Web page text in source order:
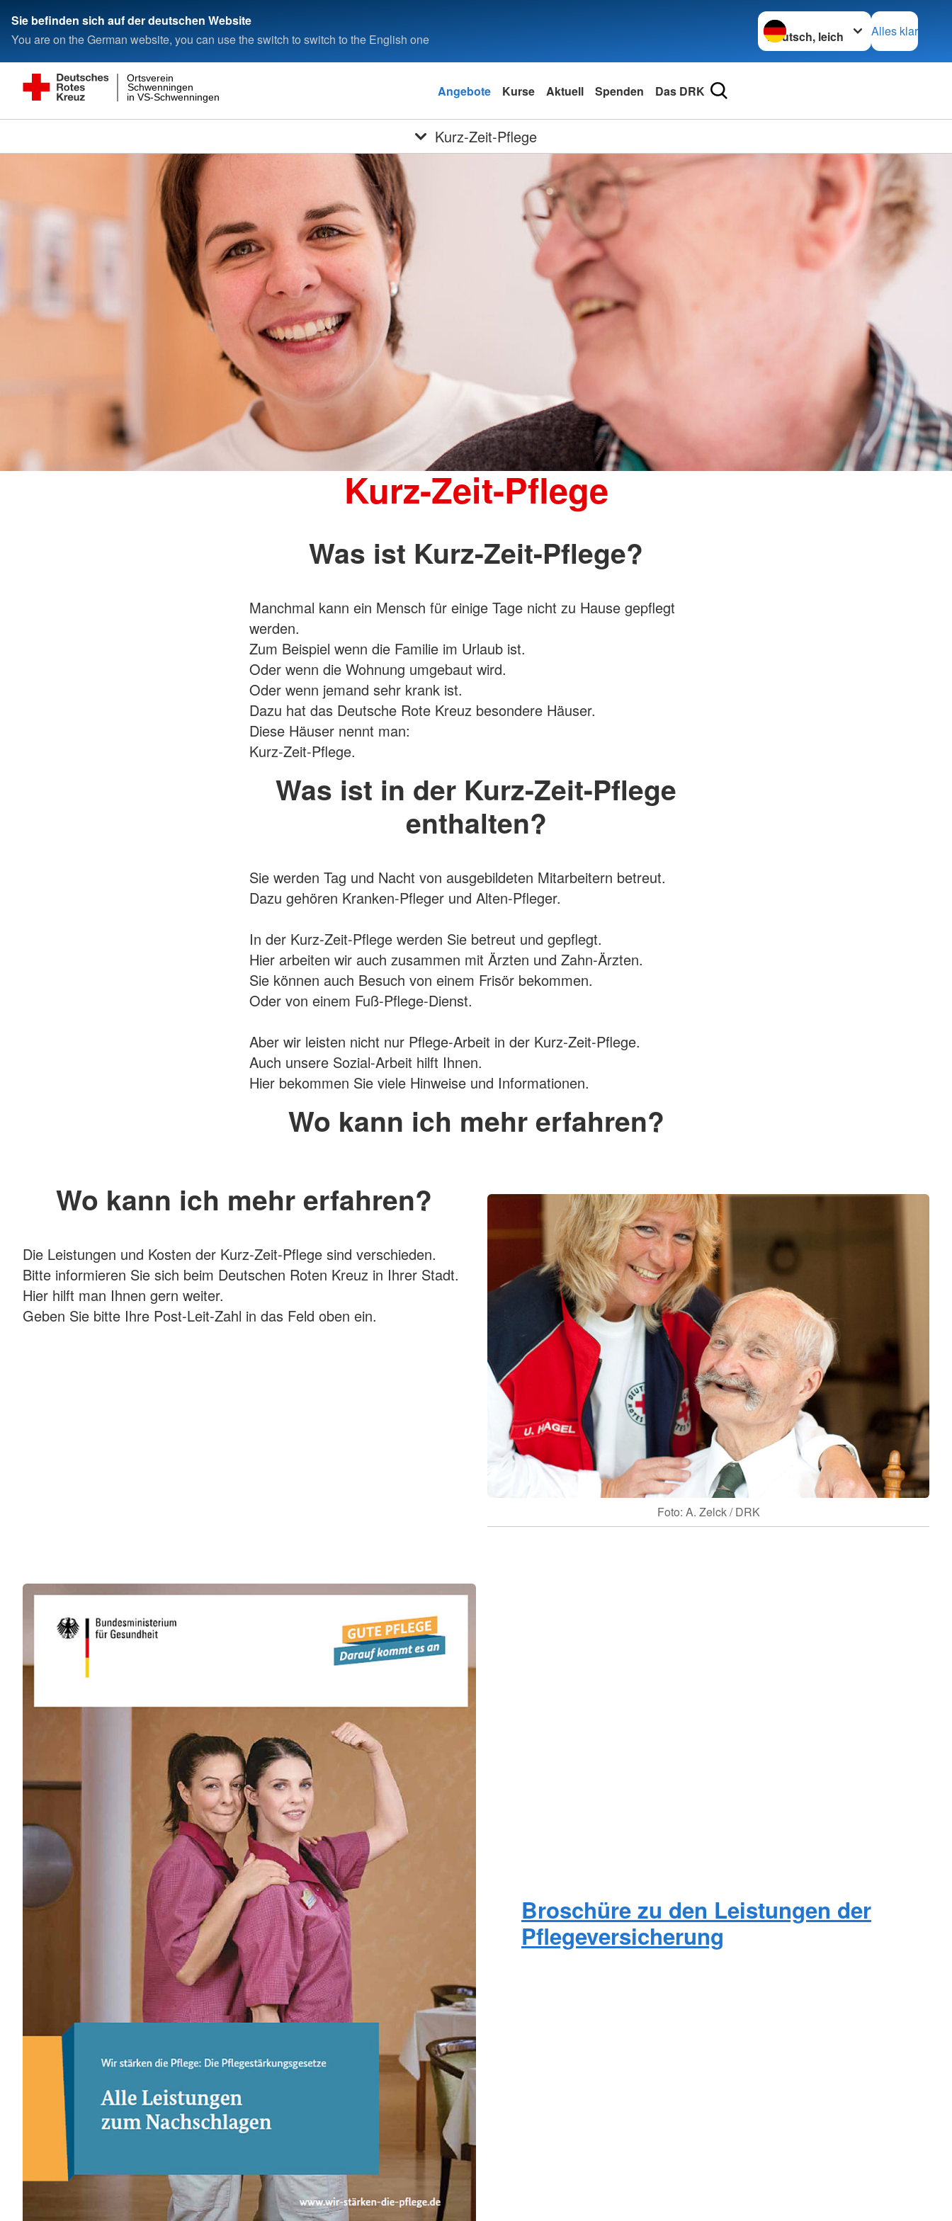
Sie befinden sich auf der deutschen Website
You are on the German website, you can use the switch to switch to the English one
Sprache wechseln zu
Alles klar
in VS-Schwenningen
Schwenningen
Ortsverein
Angebote Kurse Aktuell Spenden Das DRK
Kurz-Zeit-Pflege
Kurz-Zeit-Pflege
Was ist Kurz-Zeit-Pflege?
Manchmal kann ein Mensch für einige Tage nicht zu Hause gepflegt
werden.
Zum Beispiel wenn die Familie im Urlaub ist.
Oder wenn die Wohnung umgebaut wird.
Oder wenn jemand sehr krank ist.
Dazu hat das Deutsche Rote Kreuz besondere Häuser.
Diese Häuser nennt man:
Kurz-Zeit-Pflege.
Was ist in der Kurz-Zeit-Pflege
enthalten?
Sie werden Tag und Nacht von ausgebildeten Mitarbeitern betreut.
Dazu gehören Kranken-Pfleger und Alten-Pfleger.
In der Kurz-Zeit-Pflege werden Sie betreut und gepflegt.
Hier arbeiten wir auch zusammen mit Ärzten und Zahn-Ärzten.
Sie können auch Besuch von einem Frisör bekommen.
Oder von einem Fuß-Pflege-Dienst.
Aber wir leisten nicht nur Pflege-Arbeit in der Kurz-Zeit-Pflege.
Auch unsere Sozial-Arbeit hilft Ihnen.
Hier bekommen Sie viele Hinweise und Informationen.
Wo kann ich mehr erfahren?
Wo kann ich mehr erfahren?
Die Leistungen und Kosten der Kurz-Zeit-Pflege sind verschieden.
Bitte informieren Sie sich beim Deutschen Roten Kreuz in Ihrer Stadt.
Hier hilft man Ihnen gern weiter.
Geben Sie bitte Ihre Post-Leit-Zahl in das Feld oben ein.
Foto: A. Zelck / DRK
Broschüre zu den Leistungen der
Pflegeversicherung